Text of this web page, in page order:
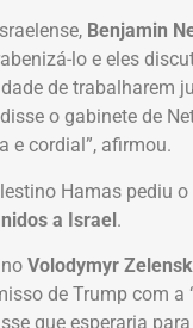
Benjamin
lo e eles
de trabalharem
o gabinete de
e cordial”, afirmou.
Hamas pediu
a Israel.
Volodymyr
de Trump com a
que esperaria